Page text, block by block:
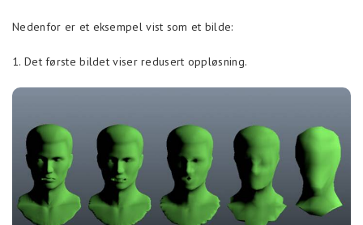
Nedenfor er et eksempel vist som et bilde:
1. Det første bildet viser redusert oppløsning.